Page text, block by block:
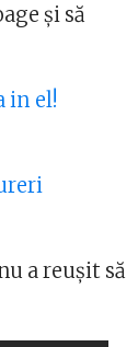
și să
in el!
a reușit să